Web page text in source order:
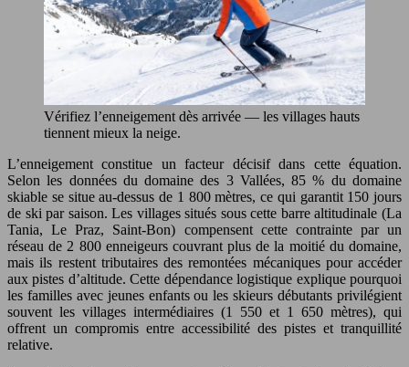
Vérifiez l’enneigement dès arrivée — les villages hauts
tiennent mieux la neige.
L’enneigement constitue un facteur décisif dans cette équation.
Selon les données du domaine des 3 Vallées, 85 % du domaine
skiable se situe au-dessus de 1 800 mètres, ce qui garantit 150 jours
de ski par saison. Les villages situés sous cette barre altitudinale (La
Tania, Le Praz, Saint-Bon) compensent cette contrainte par un
réseau de 2 800 enneigeurs couvrant plus de la moitié du domaine,
mais ils restent tributaires des remontées mécaniques pour accéder
aux pistes d’altitude. Cette dépendance logistique explique pourquoi
les familles avec jeunes enfants ou les skieurs débutants privilégient
souvent les villages intermédiaires (1 550 et 1 650 mètres), qui
offrent un compromis entre accessibilité des pistes et tranquillité
relative.